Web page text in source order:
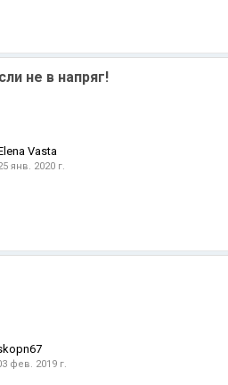
не в напряг!
Vasta
янв. 2020 г.
фев. 2019 г.